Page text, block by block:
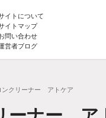
イトについて
イトマップ
問い合わせ
営者ブログ
ンクリーナー アトケア